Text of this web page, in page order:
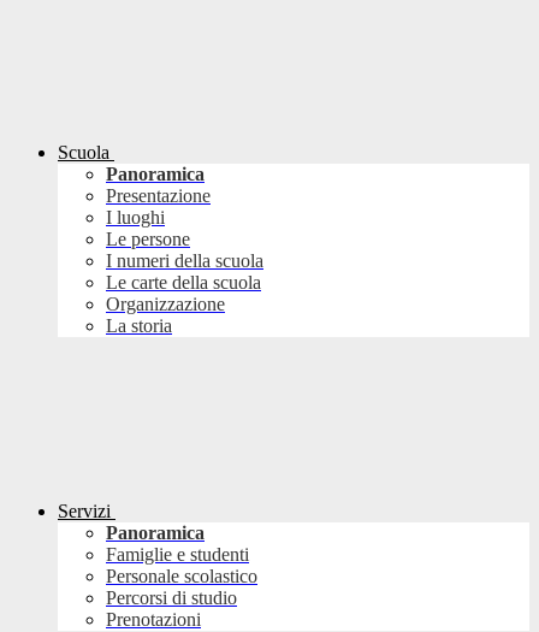
Scuola
Panoramica
Presentazione
I luoghi
Le persone
I numeri della scuola
Le carte della scuola
Organizzazione
La storia
Servizi
Panoramica
Famiglie e studenti
Personale scolastico
Percorsi di studio
Prenotazioni